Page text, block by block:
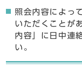
照会内容によっ
いただくことが
内容」に日中連
い。